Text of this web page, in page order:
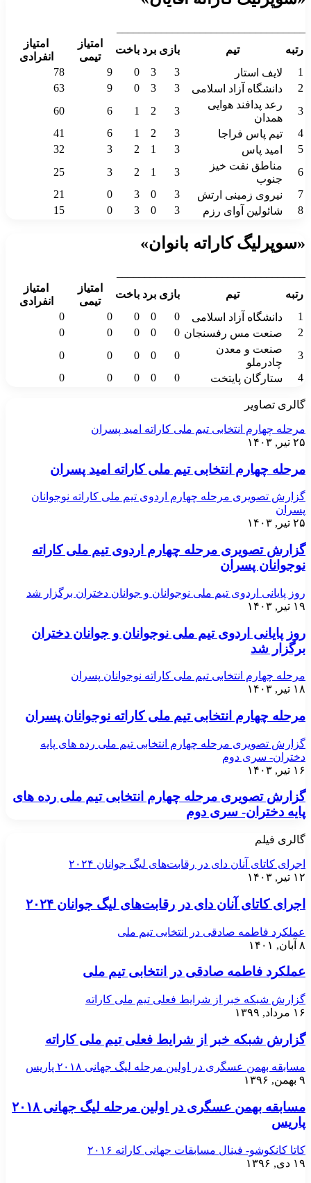
رتبه
تیم بازی برد باخت
امتیاز
تیمی
امتیاز
انفرادی
1
لایف استار 3
3
0
9
78
2
دانشگاه آزاد اسلامی 3
3
0
9
63
3
رعد پدافند هوایی
همدان
3
2
1
6
60
4
تیم پاس فراجا 3
2
1
6
41
5
امید پاس 3
1
2
3
32
6
مناطق نفت خیز
جنوب
3
1
2
3
25
7
نیروی زمینی ارتش 3
0
3
0
21
8
شائولین آوای رزم 3
0
3
0
15
«سوپرلیگ کاراته بانوان»
رتبه
تیم بازی برد باخت
امتیاز
تیمی
امتیاز
انفرادی
1
دانشگاه آزاد اسلامی 0
0
0
0
0
2
صنعت مس رفسنجان 0
0
0
0
0
3
صنعت و معدن
چادرملو
0
0
0
0
0
4
ستارگان پایتخت 0
0
0
0
0
گالری تصاویر
مرحله چهارم انتخابی تیم ملی کاراته امید پسران
۲۵ تیر, ۱۴۰۳
مرحله چهارم انتخابی تیم ملی کاراته امید پسران
گزارش تصویری مرحله چهارم اردوی تیم ملی کاراته نوجوانان
پسران
۲۵ تیر, ۱۴۰۳
گزارش تصویری مرحله چهارم اردوی تیم ملی کاراته
نوجوانان پسران
روز پایانی اردوی تیم ملی نوجوانان و جوانان دختران برگزار شد
۱۹ تیر, ۱۴۰۳
روز پایانی اردوی تیم ملی نوجوانان و جوانان دختران
برگزار شد
مرحله چهارم انتخابی تیم ملی کاراته نوجوانان پسران
۱۸ تیر, ۱۴۰۳
مرحله چهارم انتخابی تیم ملی کاراته نوجوانان پسران
گزارش تصویری مرحله چهارم انتخابی تیم ملی رده های پایه
دختران- سری دوم
۱۶ تیر, ۱۴۰۳
گزارش تصویری مرحله چهارم انتخابی تیم ملی رده های
پایه دختران- سری دوم
گالری فیلم
اجرای کاتای آنان دای در رقابت‌های لیگ جوانان ۲۰۲۴
۱۲ تیر, ۱۴۰۳
اجرای کاتای آنان دای در رقابت‌های لیگ جوانان ۲۰۲۴
عملکرد فاطمه صادقی در انتخابی تیم ملی
۸ آبان, ۱۴۰۱
عملکرد فاطمه صادقی در انتخابی تیم ملی
گزارش شبکه خبر از شرایط فعلی تیم ملی کاراته
۱۶ مرداد, ۱۳۹۹
گزارش شبکه خبر از شرایط فعلی تیم ملی کاراته
مسابقه بهمن عسگری در اولین مرحله لیگ جهانی ۲۰۱۸ پاریس
۹ بهمن, ۱۳۹۶
مسابقه بهمن عسگری در اولین مرحله لیگ جهانی ۲۰۱۸
پاریس
کاتا کانکوشو- فینال مسابقات جهانی کاراته ۲۰۱۶
۱۹ دی, ۱۳۹۶